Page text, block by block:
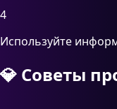
4
Используйте
💎 Советы